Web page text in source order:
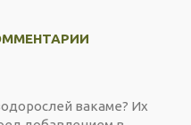
вакаме? Их